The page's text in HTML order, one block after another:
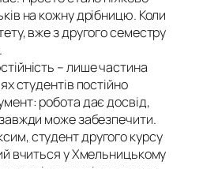
на кожну дрібницю. Коли
вже з другого семестру
– лише частина
студентів постійно
робота дає досвід,
може забезпечити.
студент другого курсу
вчиться у Хмельницькому